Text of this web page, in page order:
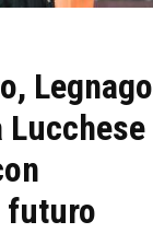
Legnago
Lucchese
futuro